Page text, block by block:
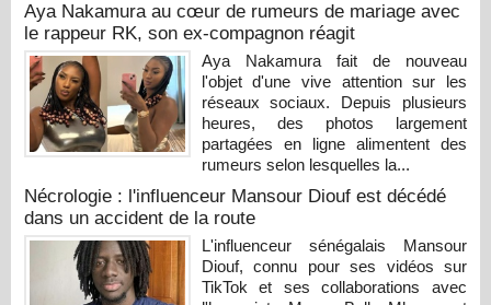
Aya Nakamura au cœur de rumeurs de mariage avec
le rappeur RK, son ex-compagnon réagit
Aya Nakamura fait de nouveau
l'objet d'une vive attention sur les
réseaux sociaux. Depuis plusieurs
heures, des photos largement
partagées en ligne alimentent des
rumeurs selon lesquelles la...
Nécrologie : l'influenceur Mansour Diouf est décédé
dans un accident de la route
L'influenceur sénégalais Mansour
Diouf, connu pour ses vidéos sur
TikTok et ses collaborations avec